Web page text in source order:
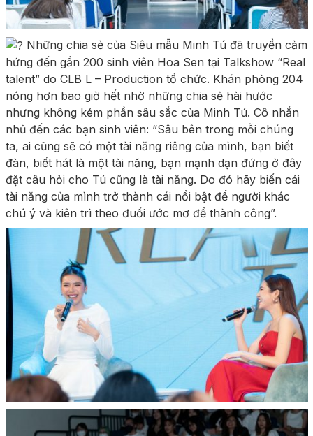
Những chia sẻ của Siêu mẫu Minh Tú đã truyền cảm
hứng đến gần 200 sinh viên Hoa Sen tại Talkshow “Real
talent” do CLB L – Production tổ chức. Khán phòng 204
nóng hơn bao giờ hết nhờ những chia sẻ hài hước
nhưng không kém phần sâu sắc của Minh Tú. Cô nhắn
nhủ đến các bạn sinh viên: “Sâu bên trong mỗi chúng
ta, ai cũng sẽ có một tài năng riêng của mình, bạn biết
đàn, biết hát là một tài năng, bạn mạnh dạn đứng ở đây
đặt câu hỏi cho Tú cũng là tài năng. Do đó hãy biến cái
tài năng của mình trở thành cái nổi bật để người khác
chú ý và kiên trì theo đuổi ước mơ để thành công”.